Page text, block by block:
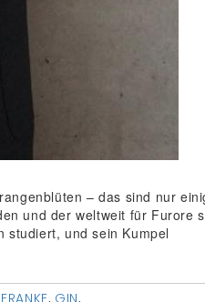
– das sind nur
und der weltweit für Furore
studiert, und sein Kumpel
FRANKE, GIN,